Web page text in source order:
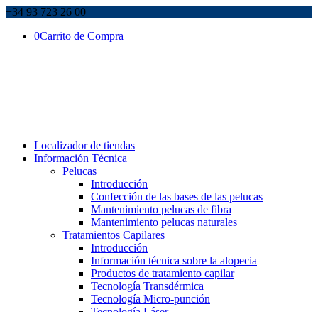
+34 93 723 26 00
0Carrito de Compra
Localizador de tiendas
Información Técnica
Pelucas
Introducción
Confección de las bases de las pelucas
Mantenimiento pelucas de fibra
Mantenimiento pelucas naturales
Tratamientos Capilares
Introducción
Información técnica sobre la alopecia
Productos de tratamiento capilar
Tecnología Transdérmica
Tecnología Micro-punción